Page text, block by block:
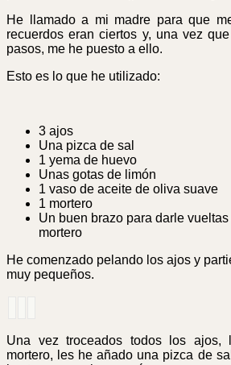
He llamado a mi madre para que
recuerdos eran ciertos y, una vez
pasos, me he puesto a ello.
Esto es lo que he utilizado:
3 ajos
Una pizca de sal
1 yema de huevo
Unas gotas de limón
1 vaso de aceite de oliva suave
1 mortero
Un buen brazo para darle vueltas
mortero
He comenzado pelando los ajos y
muy pequeños.
Una vez troceados todos los ajos,
mortero, les he añado una pizca de